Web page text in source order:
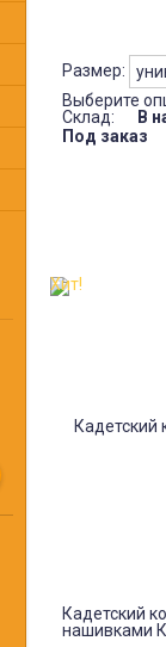
Размер:
Выберите
Склад:
В
Под заказ
Кадетский
нашивками
Хит!